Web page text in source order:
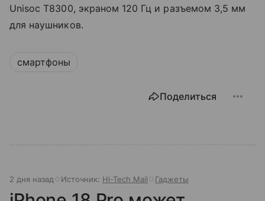
Unisoc T8300, экраном 120 Гц и разъемом 3,5 мм
для наушников.
смартфоны
Поделиться
2 дня назад Источник: Hi-Tech Mail Гаджеты